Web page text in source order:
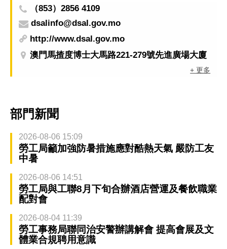
（853）2856 4109
dsalinfo@dsal.gov.mo
http://www.dsal.gov.mo
澳門馬揸度博士大馬路221-279號先進廣場大廈
+ 更多
部門新聞
2026-08-06 15:09
勞工局籲加強防暑措施應對酷熱天氣 嚴防工友
中暑
2026-08-06 14:51
勞工局與工聯8月下旬合辦酒店營運及餐飲職業
配對會
2026-08-04 11:39
勞工事務局聯同治安警辦講解會 提高會展及文
體業合規聘用意識